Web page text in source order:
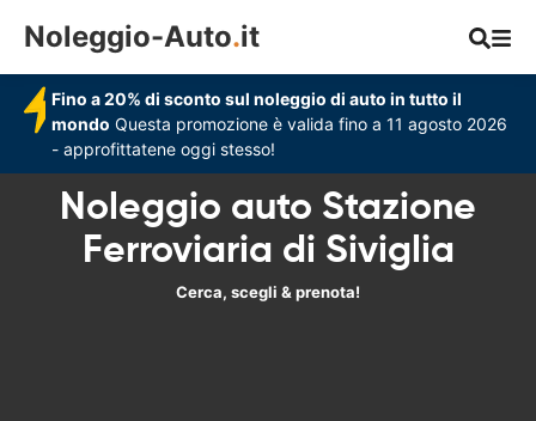
Noleggio-Auto.it
Fino a 20% di sconto sul noleggio di auto in tutto il
mondo Questa promozione è valida fino a 11 agosto 2026
- approfittatene oggi stesso!
Noleggio auto Stazione
Ferroviaria di Siviglia
Cerca, scegli & prenota!